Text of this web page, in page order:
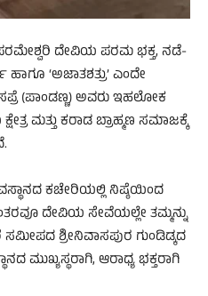
ದೇವಿಯ ಪರಮ ಭಕ್ತ, ನಡೆ-
‘ಅಜಾತಶತ್ರು’ ಎಂದೇ
ಸಪ್ರೆ (ಪಾಂಡಣ್ಣ) ಅವರು ಇಹಲೋಕ
ಮತ್ತು ಕರಾಡ ಬ್ರಾಹ್ಮಣ ಸಮಾಜಕ್ಕೆ
ಕಚೇರಿಯಲ್ಲಿ ನಿಷ್ಠೆಯಿಂದ
ದೇವಿಯ ಸೇವೆಯಲ್ಲೇ ತಮ್ಮನ್ನು
ಶ್ರೀನಿವಾಸಪುರ ಗುಂಡಿಡ್ಕದ
ಮುಖ್ಯಸ್ಥರಾಗಿ, ಆರಾಧ್ಯ ಭಕ್ತರಾಗಿ